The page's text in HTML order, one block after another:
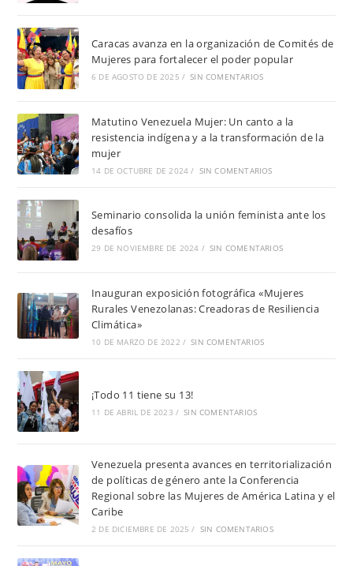
Caracas avanza en la organización de Comités de
Mujeres para fortalecer el poder popular
6 DE AGOSTO DE 2025 / SIN COMENTARIOS
Matutino Venezuela Mujer: Un canto a la
resistencia indígena y a la transformación de la
mujer
14 DE OCTUBRE DE 2024 / SIN COMENTARIOS
Seminario consolida la unión feminista ante los
desafíos
29 DE NOVIEMBRE DE 2024 / SIN COMENTARIOS
Inauguran exposición fotográfica «Mujeres
Rurales Venezolanas: Creadoras de Resiliencia
Climática»
10 DE MARZO DE 2022 / SIN COMENTARIOS
¡Todo 11 tiene su 13!
11 DE ABRIL DE 2023 / SIN COMENTARIOS
Venezuela presenta avances en territorialización
de políticas de género ante la Conferencia
Regional sobre las Mujeres de América Latina y el
Caribe
2 DE DICIEMBRE DE 2025 / SIN COMENTARIOS